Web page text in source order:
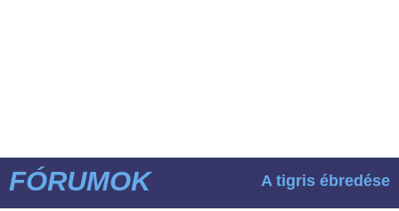
FÓRUMOK A tigris ébredése